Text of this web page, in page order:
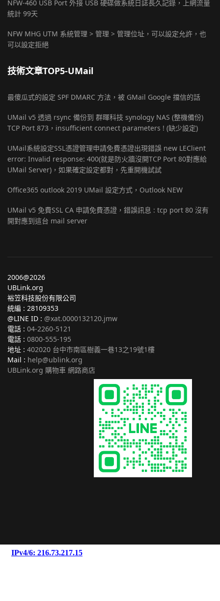
NFW-460 USB Port 外接 USB 硬碟做系統日誌長久記錄，上網流量
統計 99天
NFW MHG UTM 系統管理 > 管理 > 管理位址，可以設定允許，也
可以設定拒絕
技術文章TOP5-UMail
最傻瓜式的設定 SPF DMARC 方法，被 GMail Google 擋信的話
UMail v5 透過 rsync 備份到 群暉科技 synology NAS (整機備份)
TCP Port 873，insufficient connect parameters ! (缺少設定)
UMail系統設定SSL憑證管理申請免費憑證出現錯誤 new LEClient
error: Invalid response: 400(就是防火牆沒開TCP Port 80對應給
UMail Server)，如果確定設定都對，先重開機試試
Office365 outlook 2019 UMail 設定方式，Outlook NEW
UMail v5 免費SSL CA 申請免費憑證，錯誤訊息 : tcp port 80 沒有
開對應到這台 mail server
2006@2026
UBLink.org
裕笠科技股份有限公司
統編 : 28109353
@LINE ID : @xat.0000132120.jmw
電話 : 04-2260-5121
電話 : 0800-555-195
地址 : 402020 台中市南區樹義一巷13之19號1樓
Mail : help@ublink.org
UBLink.org 購物車 網路商店